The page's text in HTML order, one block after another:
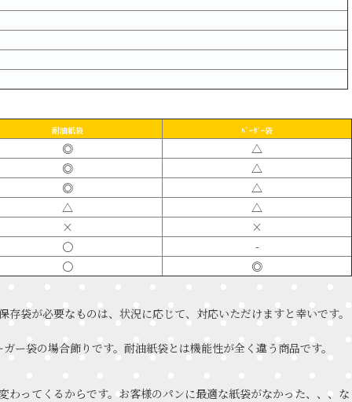
耐油紙袋 ﾊﾞｰｶﾞｰ袋
◎
△
◎
△
◎
△
△
△
×
×
〇
-
〇
◎
袋が必要なものは、状況に応じて、対応いただけますと幸いです。
袋の場合飾りです。耐油紙袋とは機能性が全く違う商品です。
ってくるからです。お客様のパンに最適な紙袋がなかった、、、な